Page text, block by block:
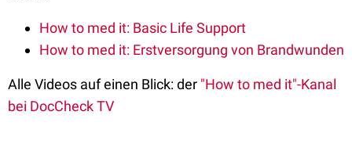
How to med it: Basic Life Support
How to med it: Erstversorgung von Brandwunden
Alle Videos auf einen Blick: der "How to med it"-Kanal
bei DocCheck TV